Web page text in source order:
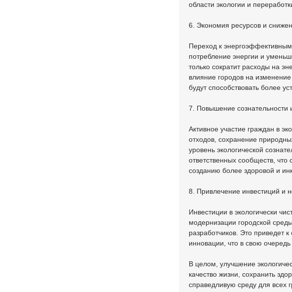
области экологии и
6. Экономия ресурсов и
Переход к
потребление энергии и
только сократит расходы на
влияние городов на
будут способствовать более
7. Повышение сознательности
Активное участие граждан в
отходов, сохранение
уровень экологической
ответственных сообществ,
созданию более здоровой и
8. Привлечение инвестиций и
Инвестиции в экологически
модернизации городской
разработчиков. Это приведет
инновации, что в свою
В целом, улучшение
качество жизни, сохранить
справедливую среду для всех